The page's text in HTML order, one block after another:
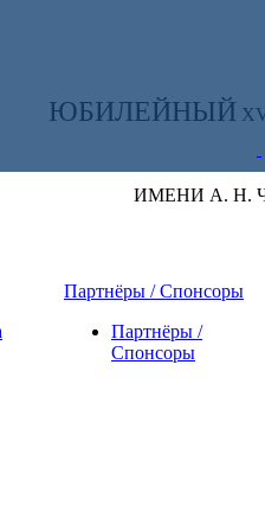
ЮБИЛЕЙНЫЙ
ИМЕНИ А. Н.
Партнёры / Спонсоры
Партнёры /
Спонсоры